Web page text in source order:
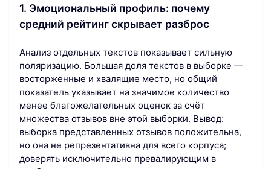
1. Эмоциональный профиль: почему
средний рейтинг скрывает разброс
Анализ отдельных текстов показывает сильную
поляризацию. Большая доля текстов в выборке —
восторженные и хвалящие место, но общий
показатель указывает на значимое количество
менее благожелательных оценок за счёт
множества отзывов вне этой выборки. Вывод:
выборка представленных отзывов положительна,
но она не репрезентативна для всего корпуса;
доверять исключительно превалирующим в